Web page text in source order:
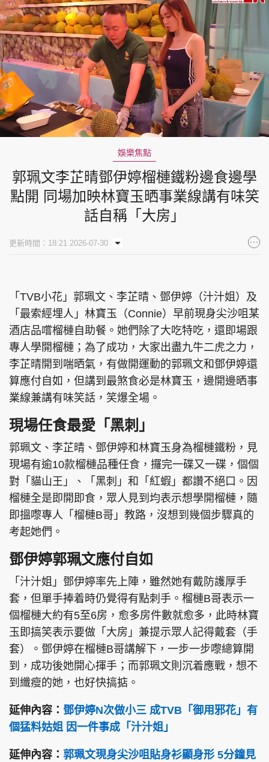
Unmute Loaded:
8.30%
娛樂焦點
郭珮文李芷晴鄧伊婷榴槤鐵粉邊食邊學
點開 同場加映林寶玉晒事業線講有味笑
話自稱「大房」
更新時間：18:21 2026-07-30
「TVB小花」郭珮文、李芷晴、鄧伊婷（汁汁姐）及
「最索經埋人」林寶玉（Connie）早前現身尖沙咀某
酒店品嚐榴槤自助餐。她們除了大吃特吃，還即場跟
專人學開榴槤；為了成功，大家出盡九牛二虎之力，
李芷晴開到喘晒氣，有做開運動的郭珮文和鄧伊婷還
算應付自如，但講到最煞食必是林寶玉，邊開邊晒事
業線兼講有味笑話，笑爆全場。
現場任食最愛「黑刺」
郭珮文、李芷晴、鄧伊婷和林寶玉身為榴槤鐵粉，見
現場有逾10款榴槤品種任食，攞完一碟又一碟，個個
對「貓山王」、「黑刺」和「紅蝦」都讚不絕口。因
榴槤全是即開即食，眾人見到均表示想學開榴槤，隨
即搵嚟專人「榴槤B哥」教路，沒想到幾個步驟真的
考起她們。
鄧伊婷郭珮文應付自如
「汁汁姐」鄧伊婷率先上陣，雖然她有戴防護厚手
套，但單手捧着時仍覺得有點刺手。榴槤B哥表示一
個榴槤大約有5至6房，愈多房件數就愈多，此時林寶
玉即搞笑表示要做「大房」兼提示眾人記得戴套（手
套）。鄧伊婷在榴槤B哥講解下，一步一步嚟總算開
到，成功後她開心揮手；而郭珮文則沉着應戰，想不
到纖瘦的她，也好快搞掂。
延伸內容： 鄧伊婷N次做小三 成TVB「御用邪花」有
個猛料姑姐 因一件事成「汁汁姐」
延伸內容： 郭珮文現身尖沙咀貼身衫顯身形 5分鐘見